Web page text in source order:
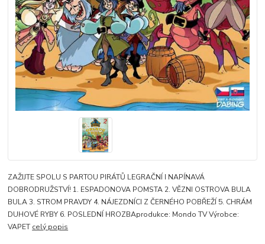
ZAŽIJTE SPOLU S PARTOU PIRÁTŮ LEGRAČNÍ I NAPÍNAVÁ
DOBRODRUŽSTVÍ! 1. ESPADONOVA POMSTA 2. VĚZNI OSTROVA BULA
BULA 3. STROM PRAVDY 4. NÁJEZDNÍCI Z ČERNÉHO POBŘEŽÍ 5. CHRÁM
DUHOVÉ RYBY 6. POSLEDNÍ HROZBAprodukce: Mondo TV Výrobce:
VAPET celý popis